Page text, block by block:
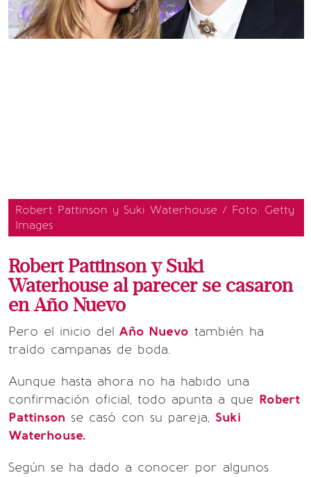
Robert Pattinson y Suki Waterhouse / Foto: Getty
Images
Robert Pattinson y Suki
Waterhouse al parecer se casaron
en Año Nuevo
Pero el inicio del Año Nuevo también ha
traído campanas de boda.
Aunque hasta ahora no ha habido una
confirmación oficial, todo apunta a que Robert
Pattinson se casó con su pareja, Suki
Waterhouse.
Según se ha dado a conocer por algunos